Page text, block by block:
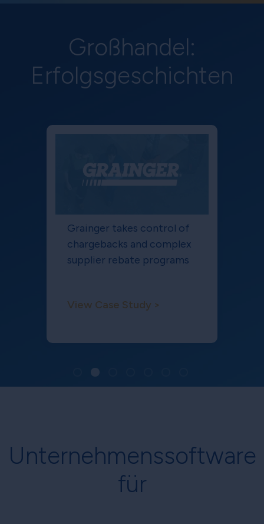
Großhandel:
Erfolgsgeschichten
Grainger takes control of
chargebacks and complex
supplier rebate programs
View Case Study >
Unternehmenssoftware
für